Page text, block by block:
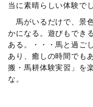
当に素晴らしい体験で
馬がいるだけで、景
かになる。遊びもでき
ある。・・・馬と過ご
あり、癒しの時間でも
搬・馬耕体験実習」を
な。